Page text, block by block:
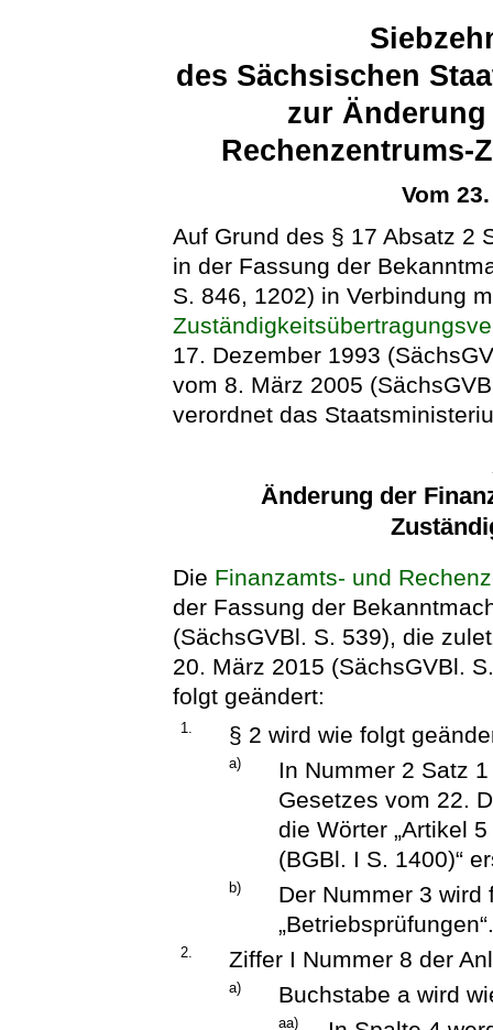
des Sächsischen
zur
Rechenzentrums-
Vom
Auf Grund des § 17 Absatz 2
in der Fassung der
S. 846, 1202) in Verbindung
17. Dezember 1993
vom 8. März 2005
verordnet das
Änderung der
Die Finanzamts- und
der Fassung der
(SächsGVBl. S. 539), die
20. März 2015 (SächsGVBl.
folgt geändert:
1. § 2 wird wie folgt
a)
In Nummer 2 Satz
Gesetzes vom 22.
die Wörter „Artikel
(BGBl. I S. 1400)“
b)
Der Nummer 3
2. Ziffer I Nummer 8 der
a) Buchstabe a wird
aa)